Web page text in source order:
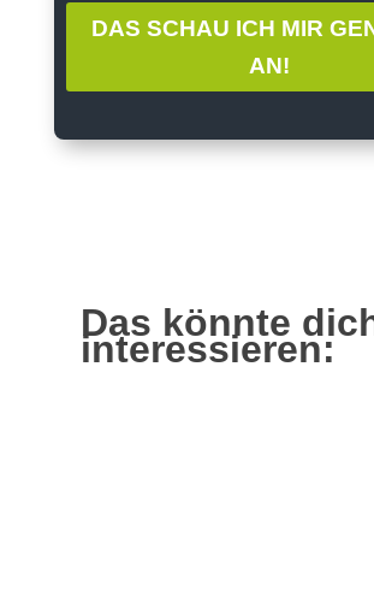
DAS SCHAU ICH MIR
AN!
Das könnte
interessieren: